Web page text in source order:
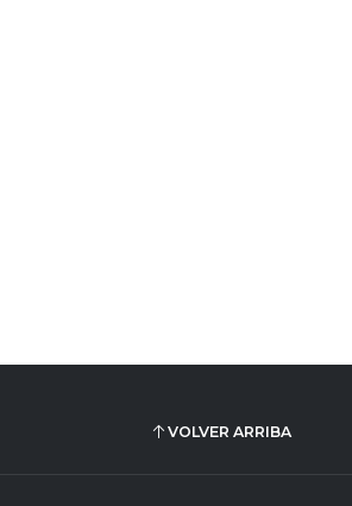
VOLVER ARRIBA